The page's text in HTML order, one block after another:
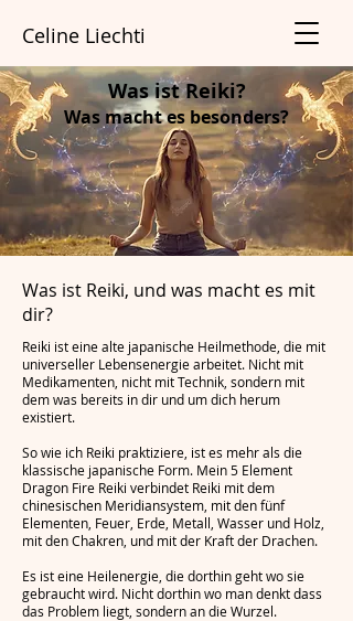
Celine Liechti
Was ist Reiki?
Was macht es besonders?
Was ist Reiki, und was macht es mit
dir?
Reiki ist eine alte japanische Heilmethode, die mit
universeller Lebensenergie arbeitet. Nicht mit
Medikamenten, nicht mit Technik, sondern mit
dem was bereits in dir und um dich herum
existiert.
So wie ich Reiki praktiziere, ist es mehr als die
klassische japanische Form. Mein 5 Element
Dragon Fire Reiki verbindet Reiki mit dem
chinesischen Meridiansystem, mit den fünf
Elementen, Feuer, Erde, Metall, Wasser und Holz,
mit den Chakren, und mit der Kraft der Drachen.
Es ist eine Heilenergie, die dorthin geht wo sie
gebraucht wird. Nicht dorthin wo man denkt dass
das Problem liegt, sondern an die Wurzel.